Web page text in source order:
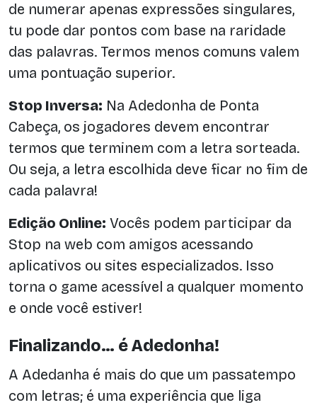
de numerar apenas expressões singulares,
tu pode dar pontos com base na raridade
das palavras. Termos menos comuns valem
uma pontuação superior.
Stop Inversa: Na Adedonha de Ponta
Cabeça, os jogadores devem encontrar
termos que terminem com a letra sorteada.
Ou seja, a letra escolhida deve ficar no fim de
cada palavra!
Edição Online: Vocês podem participar da
Stop na web com amigos acessando
aplicativos ou sites especializados. Isso
torna o game acessível a qualquer momento
e onde você estiver!
Finalizando… é Adedonha!
A Adedanha é mais do que um passatempo
com letras; é uma experiência que liga